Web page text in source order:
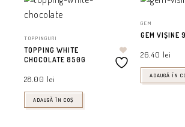
TOPPINGURI
TOPPING WHITE
CHOCOLATE 850G
28.00 lei
ADAUGĂ ÎN COȘ
GEM
GEM VIȘINE
26.40 lei
ADAUGĂ ÎN